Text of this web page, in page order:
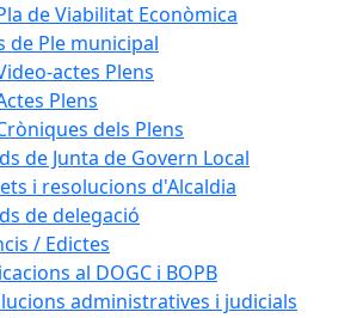
de Viabilitat Econòmica
de Ple municipal
actes Plens
Plens
dels Plens
de Junta de Govern Local
i resolucions d'Alcaldia
de delegació
/ Edictes
al DOGC i BOPB
administratives i judicials